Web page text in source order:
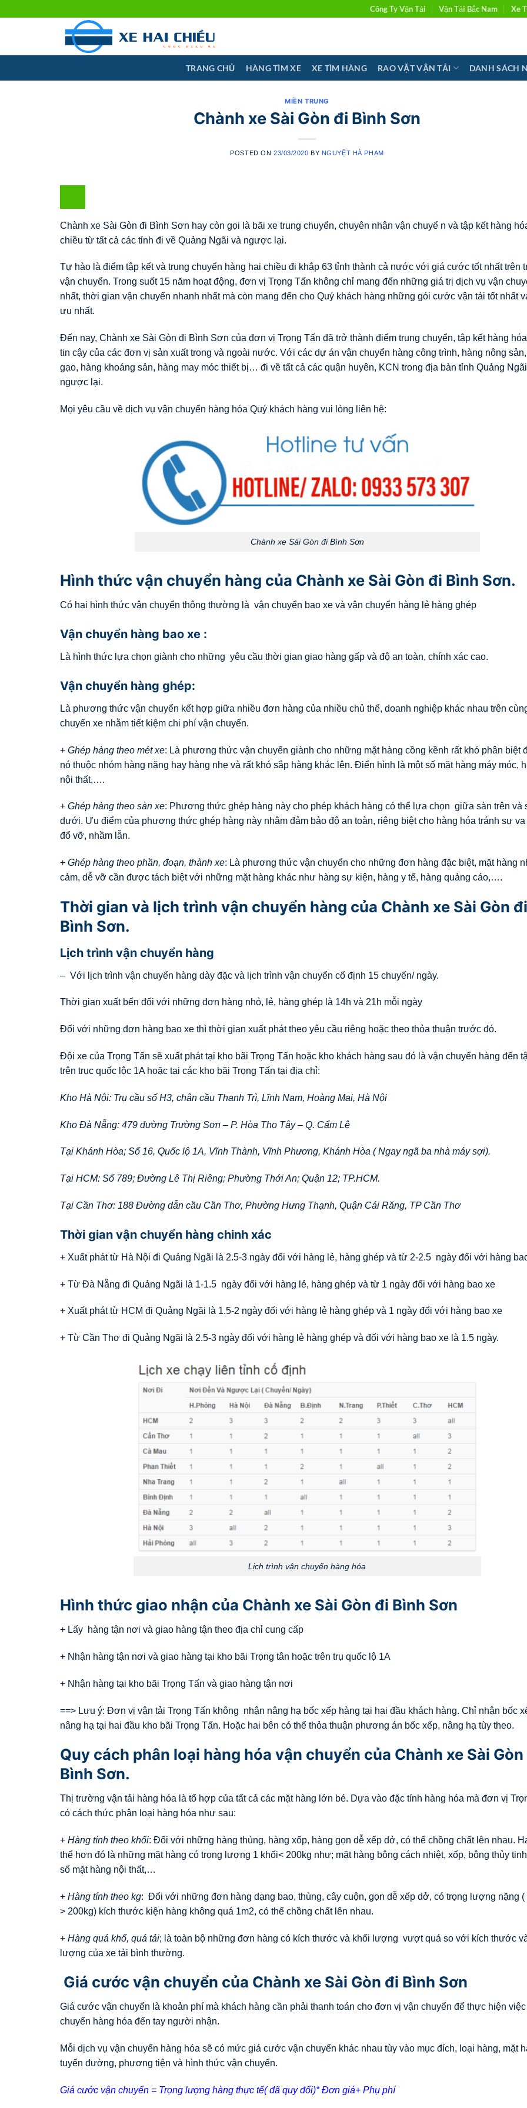
Công Ty Vận Tải Vận Tải Bắc Nam Xe
TRANG CHỦ HÀNG TÌM XE XE TÌM HÀNG RAO VẶT VẬN TẢI DANH SÁCH
MIỀN TRUNG
Chành xe Sài Gòn đi Bình Sơn
POSTED ON 23/03/2020 BY NGUYỆT HÀ PHẠM
Chành xe Sài Gòn đi Bình Sơn hay còn gọi là bãi xe trung chuyển, chuyên nhận vận chuyể n và tập kết hàng
chiều từ tất cả các tỉnh đi về Quảng Ngãi và ngược lại.
Tự hào là điểm tập kết và trung chuyển hàng hai chiều đi khắp 63 tỉnh thành cả nước với giá cước tốt nhất trên
vận chuyển. Trong suốt 15 năm hoạt động, đơn vị Trọng Tấn không chỉ mang đến những giá trị dịch vụ vận
nhất, thời gian vận chuyển nhanh nhất mà còn mang đến cho Quý khách hàng những gói cước vận tải tốt nhất
ưu nhất.
Đến nay, Chành xe Sài Gòn đi Bình Sơn của đơn vị Trọng Tấn đã trở thành điểm trung chuyển, tập kết hàng
tin cậy của các đơn vị sản xuất trong và ngoài nước. Với các dự án vận chuyển hàng công trình, hàng nông
gạo, hàng khoáng sản, hàng may móc thiết bị… đi về tất cả các quận huyên, KCN trong địa bàn tỉnh Quảng
ngược lại.
Mọi yêu cầu về dịch vụ vận chuyển hàng hóa Quý khách hàng vui lòng liên hệ:
Chành xe Sài Gòn đi Bình Sơn
Hình thức vận chuyển hàng của Chành xe Sài Gòn đi Bình Sơn.
Có hai hình thức vận chuyển thông thường là vận chuyển bao xe và vận chuyển hàng lẻ hàng ghép
Vận chuyển hàng bao xe :
Là hình thức lựa chọn giành cho những yêu cầu thời gian giao hàng gấp và độ an toàn, chính xác cao.
Vận chuyển hàng ghép:
Là phương thức vận chuyển kết hợp giữa nhiều đơn hàng của nhiều chủ thể, doanh nghiệp khác nhau trên
chuyến xe nhằm tiết kiệm chi phí vận chuyển.
+ Ghép hàng theo mét xe: Là phương thức vận chuyển giành cho những mặt hàng cồng kềnh rất khó phân biệt
nó thuộc nhóm hàng nặng hay hàng nhẹ và rất khó sắp hàng khác lên. Điển hình là một số mặt hàng máy móc,
nội thất,….
+ Ghép hàng theo sàn xe: Phương thức ghép hàng này cho phép khách hàng có thể lựa chọn giữa sàn trên và
dưới. Ưu điểm của phương thức ghép hàng này nhằm đảm bảo độ an toàn, riêng biệt cho hàng hóa tránh sự va
đổ vỡ, nhầm lẫn.
+ Ghép hàng theo phần, đoạn, thành xe: Là phương thức vận chuyển cho những đơn hàng đặc biệt, mặt hàng
cảm, dễ vỡ cần được tách biệt với những mặt hàng khác như hàng sự kiện, hàng y tế, hàng quảng cáo,….
Thời gian và lịch trình vận chuyển hàng của Chành xe Sài Gòn đi
Bình Sơn.
Lịch trình vận chuyển hàng
– Với lịch trình vận chuyển hàng dày đặc và lịch trình vận chuyển cố định 15 chuyến/ ngày.
Thời gian xuất bến đối với những đơn hàng nhỏ, lẻ, hàng ghép là 14h và 21h mỗi ngày
Đối với những đơn hàng bao xe thì thời gian xuất phát theo yêu cầu riêng hoặc theo thỏa thuận trước đó.
Đội xe của Trọng Tấn sẽ xuất phát tại kho bãi Trọng Tấn hoặc kho khách hàng sau đó là vận chuyển hàng đến
trên trục quốc lộc 1A hoặc tại các kho bãi Trọng Tấn tại địa chỉ:
Kho Hà Nội: Trụ cầu số H3, chân cầu Thanh Trì, Lĩnh Nam, Hoàng Mai, Hà Nội
Kho Đà Nẵng: 479 đường Trường Sơn – P. Hòa Thọ Tây – Q. Cẩm Lệ
Tại Khánh Hòa; Số 16, Quốc lộ 1A, Vĩnh Thành, Vĩnh Phương, Khánh Hòa ( Ngay ngã ba nhà máy sợi).
Tại HCM: Số 789; Đường Lê Thị Riêng; Phường Thới An; Quận 12; TP.HCM.
Tại Cần Thơ: 188 Đường dẫn cầu Cần Thơ, Phường Hưng Thạnh, Quận Cái Răng, TP Cần Thơ
Thời gian vận chuyển hàng chinh xác
+ Xuất phát từ Hà Nội đi Quảng Ngãi là 2.5-3 ngày đối với hàng lẻ, hàng ghép và từ 2-2.5 ngày đối với hàng
+ Từ Đà Nẵng đi Quảng Ngãi là 1-1.5 ngày đối với hàng lẻ, hàng ghép và từ 1 ngày đối với hàng bao xe
+ Xuất phát từ HCM đi Quảng Ngãi là 1.5-2 ngày đối với hàng lẻ hàng ghép và 1 ngày đối với hàng bao xe
+ Từ Cần Thơ đi Quảng Ngãi là 2.5-3 ngày đối với hàng lẻ hàng ghép và đối với hàng bao xe là 1.5 ngày.
Lịch trình vận chuyển hàng hóa
Hình thức giao nhận của Chành xe Sài Gòn đi Bình Sơn
+ Lấy hàng tận nơi và giao hàng tận theo địa chỉ cung cấp
+ Nhận hàng tận nơi và giao hàng tại kho bãi Trọng tân hoặc trên trụ quốc lộ 1A
+ Nhận hàng tại kho bãi Trọng Tấn và giao hàng tận nơi
==> Lưu ý: Đơn vị vận tải Trọng Tấn không nhận nâng hạ bốc xếp hàng tại hai đầu khách hàng. Chỉ nhận bốc
nâng hạ tại hai đầu kho bãi Trọng Tấn. Hoặc hai bên có thể thỏa thuận phương án bốc xếp, nâng hạ tùy theo.
Quy cách phân loại hàng hóa vận chuyển của Chành xe Sài
Bình Sơn.
Thị trường vận tải hàng hóa là tổ hợp của tất cả các mặt hàng lớn bé. Dựa vào đặc tính hàng hóa mà đơn vị
có cách thức phân loại hàng hóa như sau:
+ Hàng tính theo khối: Đối với những hàng thùng, hàng xốp, hàng gọn dễ xếp dở, có thể chồng chất lên nhau.
thể hơn đó là những mặt hàng có trọng lượng 1 khối< 200kg như; mặt hàng bông cách nhiệt, xốp, bông thủy
số mặt hàng nội thất,…
+ Hàng tính theo kg: Đối với những đơn hàng dạng bao, thùng, cây cuộn, gọn dễ xếp dở, có trọng lượng nặng (
> 200kg) kích thước kiện hàng không quá 1m2, có thể chồng chất lên nhau.
+ Hàng quá khổ, quá tải; là toàn bộ những đơn hàng có kích thước và khối lượng vượt quá so với kích thước
lượng của xe tải bình thường.
Giá cước vận chuyển của Chành xe Sài Gòn đi Bình Sơn
Giá cước vận chuyển là khoản phí mà khách hàng cần phải thanh toán cho đơn vị vận chuyển để thực hiện việc
chuyển hàng hóa đến tay người nhận.
Mỗi dịch vụ vận chuyển hàng hóa sẽ có mức giá cước vận chuyển khác nhau tùy vào mục đích, loại hàng, mặt
tuyến đường, phương tiện và hình thức vận chuyển.
Giá cước vận chuyển = Trọng lượng hàng thực tế( đã quy đổi)* Đơn giá+ Phụ phí